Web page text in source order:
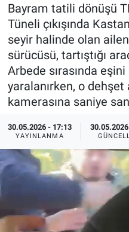
Bayram tatili dönüşü
Tüneli çıkışında
seyir halinde olan
sürücüsü, tartıştığı
Arbede sırasında
yaralanırken, o
kamerasına saniye
30.05.2026 - 17:13
YAYINLANMA